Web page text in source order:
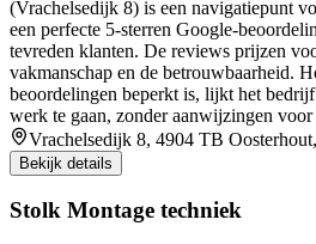
(Vrachelsedijk 8) is een navigatiepunt
een perfecte 5‑sterren
tevreden klanten. De reviews prijzen
vakmanschap en de betrouwbaarheid.
beoordelingen beperkt is, lijkt het
werk te gaan, zonder aanwijzingen
Vrachelsedijk 8, 4904 TB
Bekijk details
Stolk Montage techniek